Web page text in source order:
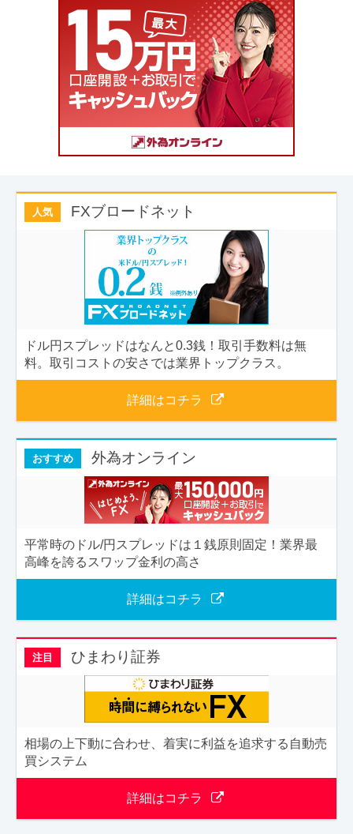
人気 FXブロードネット
ドル円スプレッドはなんと0.3銭！取引手数料は無
料。取引コストの安さでは業界トップクラス。
詳細はコチラ
おすすめ 外為オンライン
平常時のドル/円スプレッドは１銭原則固定！業界最
高峰を誇るスワップ金利の高さ
詳細はコチラ
注目 ひまわり証券
相場の上下動に合わせ、着実に利益を追求する自動売
買システム
詳細はコチラ